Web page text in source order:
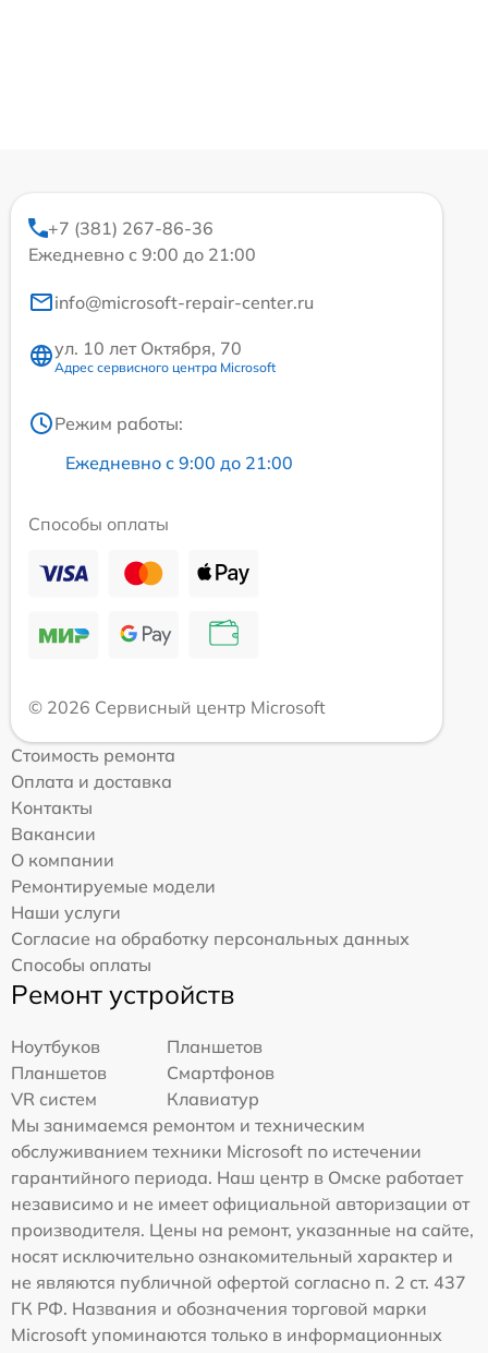
+7 (381) 267-86-36
Ежедневно с 9:00 до 21:00
info@microsoft-repair-center.ru
ул. 10 лет Октября, 70
Адрес сервисного центра Microsoft
Режим работы:
Ежедневно с 9:00 до 21:00
Способы оплаты
© 2026 Сервисный центр Microsoft
Стоимость ремонта
Оплата и доставка
Контакты
Вакансии
О компании
Ремонтируемые модели
Наши услуги
Согласие на обработку персональных данных
Способы оплаты
Ремонт устройств
Ноутбуков
Планшетов
Планшетов
Смартфонов
VR систем
Клавиатур
Мы занимаемся ремонтом и техническим
обслуживанием техники Microsoft по истечении
гарантийного периода. Наш центр в Омске работает
независимо и не имеет официальной авторизации от
производителя. Цены на ремонт, указанные на сайте,
носят исключительно ознакомительный характер и
не являются публичной офертой согласно п. 2 ст. 437
ГК РФ. Названия и обозначения торговой марки
Microsoft упоминаются только в информационных